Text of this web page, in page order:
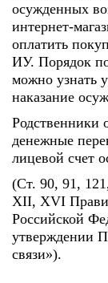
осужденных
интернет-
оплатить
ИУ. Порядок
можно узнать
наказание
Родственники
денежные
лицевой счет
(Ст. 90, 91,
XII, XVI
Российской
утверждении
связи»).